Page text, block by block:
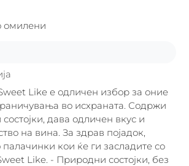
омилени
Like е одличен избор за оние
во исхраната. Содржи
дава одличен вкус и
на вина. За здрав појадок,
палачинки кои ќе ги засладите со
Like. - Природни состојки, без